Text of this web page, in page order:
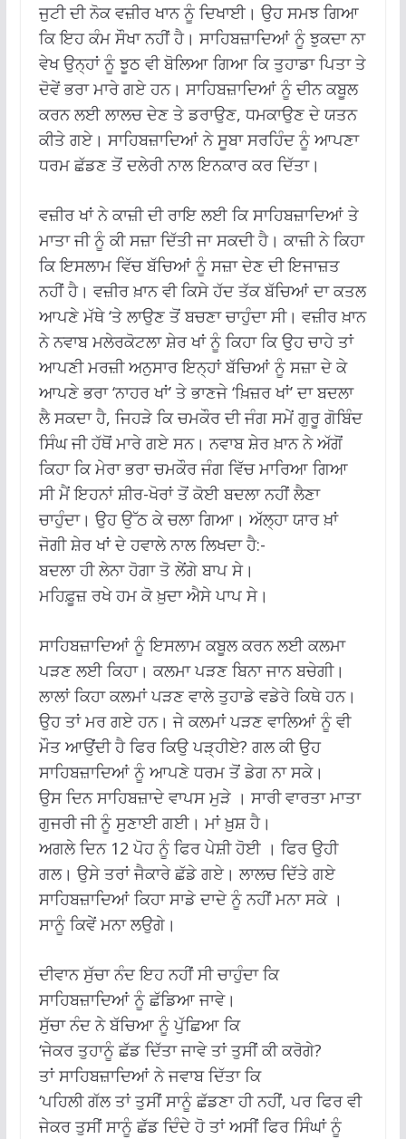
ਜੁਟੀ ਦੀ ਨੋਕ ਵਜ਼ੀਰ ਖਾਨ ਨੂੰ ਦਿਖਾਈ। ਉਹ ਸਮਝ ਗਿਆ
ਕਿ ਇਹ ਕੰਮ ਸੌਖਾ ਨਹੀਂ ਹੈ। ਸਾਹਿਬਜ਼ਾਦਿਆਂ ਨੂੰ ਝੁਕਦਾ ਨਾ
ਵੇਖ ਉਨ੍ਹਾਂ ਨੂੰ ਝੂਠ ਵੀ ਬੋਲਿਆ ਗਿਆ ਕਿ ਤੁਹਾਡਾ ਪਿਤਾ ਤੇ
ਦੋਵੇਂ ਭਰਾ ਮਾਰੇ ਗਏ ਹਨ। ਸਾਹਿਬਜ਼ਾਦਿਆਂ ਨੂੰ ਦੀਨ ਕਬੂਲ
ਕਰਨ ਲਈ ਲਾਲਚ ਦੇਣ ਤੇ ਡਰਾਉਣ, ਧਮਕਾਉਣ ਦੇ ਯਤਨ
ਕੀਤੇ ਗਏ। ਸਾਹਿਬਜ਼ਾਦਿਆਂ ਨੇ ਸੂਬਾ ਸਰਹਿੰਦ ਨੂੰ ਆਪਣਾ
ਧਰਮ ਛੱਡਣ ਤੋਂ ਦਲੇਰੀ ਨਾਲ ਇਨਕਾਰ ਕਰ ਦਿੱਤਾ।
ਵਜ਼ੀਰ ਖਾਂ ਨੇ ਕਾਜ਼ੀ ਦੀ ਰਾਇ ਲਈ ਕਿ ਸਾਹਿਬਜ਼ਾਦਿਆਂ ਤੇ
ਮਾਤਾ ਜੀ ਨੂੰ ਕੀ ਸਜ਼ਾ ਦਿੱਤੀ ਜਾ ਸਕਦੀ ਹੈ। ਕਾਜ਼ੀ ਨੇ ਕਿਹਾ
ਕਿ ਇਸਲਾਮ ਵਿੱਚ ਬੱਚਿਆਂ ਨੂੰ ਸਜ਼ਾ ਦੇਣ ਦੀ ਇਜਾਜ਼ਤ
ਨਹੀਂ ਹੈ। ਵਜ਼ੀਰ ਖ਼ਾਨ ਵੀ ਕਿਸੇ ਹੱਦ ਤੱਕ ਬੱਚਿਆਂ ਦਾ ਕਤਲ
ਆਪਣੇ ਮੱਥੇ ‘ਤੇ ਲਾਉਣ ਤੋਂ ਬਚਣਾ ਚਾਹੁੰਦਾ ਸੀ। ਵਜ਼ੀਰ ਖ਼ਾਨ
ਨੇ ਨਵਾਬ ਮਲੇਰਕੋਟਲਾ ਸ਼ੇਰ ਖਾਂ ਨੂੰ ਕਿਹਾ ਕਿ ਉਹ ਚਾਹੇ ਤਾਂ
ਆਪਣੀ ਮਰਜ਼ੀ ਅਨੁਸਾਰ ਇਨ੍ਹਾਂ ਬੱਚਿਆਂ ਨੂੰ ਸਜ਼ਾ ਦੇ ਕੇ
ਆਪਣੇ ਭਰਾ ‘ਨਾਹਰ ਖਾਂ’ ਤੇ ਭਾਣਜੇ ‘ਖ਼ਿਜ਼ਰ ਖਾਂ’ ਦਾ ਬਦਲਾ
ਲੈ ਸਕਦਾ ਹੈ, ਜਿਹੜੇ ਕਿ ਚਮਕੌਰ ਦੀ ਜੰਗ ਸਮੇਂ ਗੁਰੂ ਗੋਬਿੰਦ
ਸਿੰਘ ਜੀ ਹੱਥੋਂ ਮਾਰੇ ਗਏ ਸਨ। ਨਵਾਬ ਸ਼ੇਰ ਖ਼ਾਨ ਨੇ ਅੱਗੋਂ
ਕਿਹਾ ਕਿ ਮੇਰਾ ਭਰਾ ਚਮਕੌਰ ਜੰਗ ਵਿੱਚ ਮਾਰਿਆ ਗਿਆ
ਸੀ ਮੈਂ ਇਹਨਾਂ ਸ਼ੀਰ-ਖੋਰਾਂ ਤੋਂ ਕੋਈ ਬਦਲਾ ਨਹੀਂ ਲੈਣਾ
ਚਾਹੁੰਦਾ। ਉਹ ਉੱਠ ਕੇ ਚਲਾ ਗਿਆ। ਅੱਲ੍ਹਾ ਯਾਰ ਖ਼ਾਂ
ਜੋਗੀ ਸ਼ੇਰ ਖਾਂ ਦੇ ਹਵਾਲੇ ਨਾਲ ਲਿਖਦਾ ਹੈ:-
ਬਦਲਾ ਹੀ ਲੇਨਾ ਹੋਗਾ ਤੋ ਲੇਂਗੇ ਬਾਪ ਸੇ।
ਮਹਿਫ਼ੂਜ਼ ਰਖੇ ਹਮ ਕੋ ਖ਼ੁਦਾ ਐਸੇ ਪਾਪ ਸੇ।
ਸਾਹਿਬਜ਼ਾਦਿਆਂ ਨੂੰ ਇਸਲਾਮ ਕਬੂਲ ਕਰਨ ਲਈ ਕਲਮਾ
ਪੜਣ ਲਈ ਕਿਹਾ। ਕਲਮਾ ਪੜਣ ਬਿਨਾ ਜਾਨ ਬਚੇਗੀ।
ਲਾਲਾਂ ਕਿਹਾ ਕਲਮਾਂ ਪੜਣ ਵਾਲੇ ਤੁਹਾਡੇ ਵਡੇਰੇ ਕਿਥੇ ਹਨ।
ਉਹ ਤਾਂ ਮਰ ਗਏ ਹਨ। ਜੇ ਕਲਮਾਂ ਪੜਣ ਵਾਲਿਆਂ ਨੂੰ ਵੀ
ਮੌਤ ਆਉਂਦੀ ਹੈ ਫਿਰ ਕਿਉ ਪੜ੍ਹੀਏ? ਗਲ ਕੀ ਉਹ
ਸਾਹਿਬਜ਼ਾਦਿਆਂ ਨੂੰ ਆਪਣੇ ਧਰਮ ਤੋਂ ਡੇਗ ਨਾ ਸਕੇ।
ਉਸ ਦਿਨ ਸਾਹਿਬਜ਼ਾਦੇ ਵਾਪਸ ਮੁੜੇ । ਸਾਰੀ ਵਾਰਤਾ ਮਾਤਾ
ਗੁਜਰੀ ਜੀ ਨੂੰ ਸੁਣਾਈ ਗਈ। ਮਾਂ ਖ਼ੁਸ਼ ਹੈ।
ਅਗਲੇ ਦਿਨ 12 ਪੋਹ ਨੂੰ ਫਿਰ ਪੇਸ਼ੀ ਹੋਈ । ਫਿਰ ਉਹੀ
ਗਲ। ਉਸੇ ਤਰਾਂ ਜੈਕਾਰੇ ਛੱਡੇ ਗਏ। ਲਾਲਚ ਦਿੱਤੇ ਗਏ
ਸਾਹਿਬਜ਼ਾਦਿਆਂ ਕਿਹਾ ਸਾਡੇ ਦਾਦੇ ਨੂੰ ਨਹੀਂ ਮਨਾ ਸਕੇ ।
ਸਾਨੂੰ ਕਿਵੇਂ ਮਨਾ ਲਉਗੇ।
ਦੀਵਾਨ ਸੁੱਚਾ ਨੰਦ ਇਹ ਨਹੀਂ ਸੀ ਚਾਹੁੰਦਾ ਕਿ
ਸਾਹਿਬਜ਼ਾਦਿਆਂ ਨੂੰ ਛੱਡਿਆ ਜਾਵੇ।
ਸੁੱਚਾ ਨੰਦ ਨੇ ਬੱਚਿਆ ਨੂੰ ਪੁੱਛਿਆ ਕਿ
‘ਜੇਕਰ ਤੁਹਾਨੂੰ ਛੱਡ ਦਿੱਤਾ ਜਾਵੇ ਤਾਂ ਤੁਸੀਂ ਕੀ ਕਰੋਗੇ?
ਤਾਂ ਸਾਹਿਬਜ਼ਾਦਿਆਂ ਨੇ ਜਵਾਬ ਦਿੱਤਾ ਕਿ
‘ਪਹਿਲੀ ਗੱਲ ਤਾਂ ਤੁਸੀਂ ਸਾਨੂੰ ਛੱਡਣਾ ਹੀ ਨਹੀਂ, ਪਰ ਫਿਰ ਵੀ
ਜੇਕਰ ਤੁਸੀਂ ਸਾਨੂੰ ਛੱਡ ਦਿੰਦੇ ਹੋ ਤਾਂ ਅਸੀਂ ਫਿਰ ਸਿੰਘਾਂ ਨੂੰ